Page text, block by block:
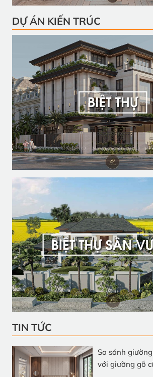
DỰ ÁN KIẾN TRÚC
TIN TỨC
So sánh
với giường gỗ